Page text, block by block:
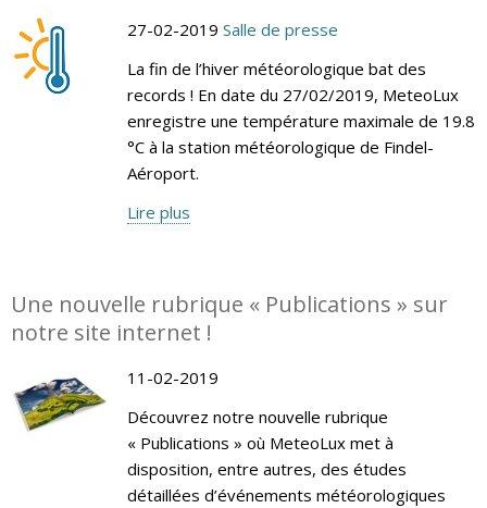
27-02-2019 Salle de presse
La fin de l’hiver météorologique bat des
records ! En date du 27/02/2019, MeteoLux
enregistre une température maximale de 19.8
°C à la station météorologique de Findel-
Aéroport.
Lire plus
Une nouvelle rubrique « Publications » sur
notre site internet !
11-02-2019
Découvrez notre nouvelle rubrique
« Publications » où MeteoLux met à
disposition, entre autres, des études
détaillées d’événements météorologiques